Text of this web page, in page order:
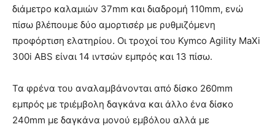
διάμετρο καλαμιών 37mm και διαδρομή 110mm, ενώ
πίσω βλέπουμε δύο αμορτισέρ με ρυθμιζόμενη
προφόρτιση ελατηρίου. Οι τροχοί του Kymco Agility MaXi
300i ABS είναι 14 ιντσών εμπρός και 13 πίσω.
Τα φρένα του αναλαμβάνονται από δίσκο 260mm
εμπρός με τριέμβολη δαγκάνα και άλλο ένα δίσκο
240mm με δαγκάνα μονού εμβόλου αλλά με